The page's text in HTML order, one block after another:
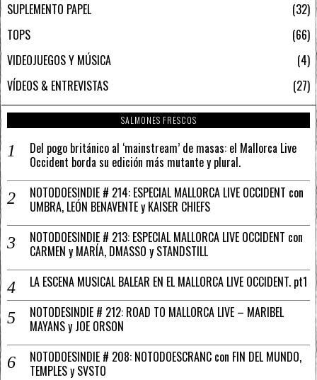
SUPLEMENTO PAPEL
32
TOPS
66
VIDEOJUEGOS Y MÚSICA
4
VÍDEOS & ENTREVISTAS
27
SALMONES FRESCOS
Del pogo británico al ‘mainstream’ de masas: el Mallorca Live
Occident borda su edición más mutante y plural.
NOTODOESINDIE # 214: ESPECIAL MALLORCA LIVE OCCIDENT con
UMBRA, LEÓN BENAVENTE y KAISER CHIEFS
NOTODOESINDIE # 213: ESPECIAL MALLORCA LIVE OCCIDENT con
CARMEN y MARÍA, DMASSO y STANDSTILL
LA ESCENA MUSICAL BALEAR EN EL MALLORCA LIVE OCCIDENT. pt1
NOTODESINDIE # 212: ROAD TO MALLORCA LIVE – MARIBEL
MAYANS y JOE ORSON
NOTODOESINDIE # 208: NOTODOESCRANC con FIN DEL MUNDO,
TEMPLES y SVSTO